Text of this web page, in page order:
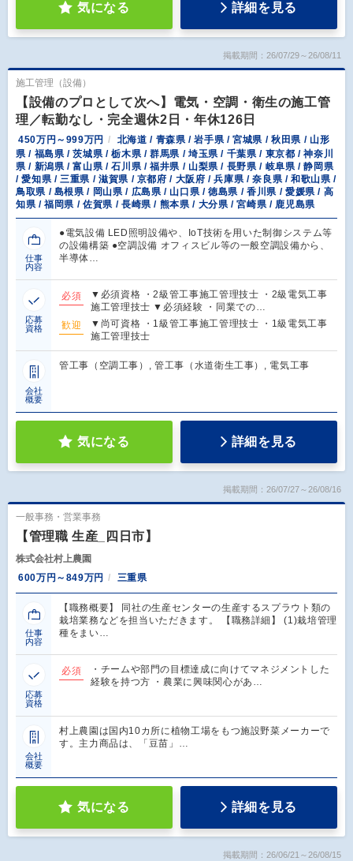
気になる 詳細を見る
掲載期間：26/07/29～26/08/11
施工管理（設備）
【設備のプロとして次へ】電気・空調・衛生の施工管
理／転勤なし・完全週休2日・年休126日
450万円～999万円
北海道 / 青森県 / 岩手県 / 宮城県 / 秋田県 / 山形
県 / 福島県 / 茨城県 / 栃木県 / 群馬県 / 埼玉県 / 千葉県 / 東京都 / 神奈川
県 / 新潟県 / 富山県 / 石川県 / 福井県 / 山梨県 / 長野県 / 岐阜県 / 静岡県
/ 愛知県 / 三重県 / 滋賀県 / 京都府 / 大阪府 / 兵庫県 / 奈良県 / 和歌山県 /
鳥取県 / 島根県 / 岡山県 / 広島県 / 山口県 / 徳島県 / 香川県 / 愛媛県 / 高
知県 / 福岡県 / 佐賀県 / 長崎県 / 熊本県 / 大分県 / 宮崎県 / 鹿児島県
仕事
内容
●電気設備 LED照明設備や、IoT技術を用いた制御システム等
の設備構築 ●空調設備 オフィスビル等の一般空調設備から、
半導体…
応募
資格
必須
▼必須資格 ・2級管工事施工管理技士 ・2級電気工事
施工管理技士 ▼必須経験 ・同業での…
歓迎
▼尚可資格 ・1級管工事施工管理技士 ・1級電気工事
施工管理技士
会社
概要
管工事（空調工事）, 管工事（水道衛生工事）, 電気工事
気になる 詳細を見る
掲載期間：26/07/27～26/08/16
一般事務・営業事務
【管理職 生産_四日市】
株式会社村上農園
600万円～849万円
三重県
仕事
内容
【職務概要】 同社の生産センターの生産するスプラウト類の
栽培業務などを担当いただきます。 【職務詳細】 (1)栽培管理
種をまい…
応募
資格
必須
・チームや部門の目標達成に向けてマネジメントした
経験を持つ方 ・農業に興味関心があ…
会社
概要
村上農園は国内10カ所に植物工場をもつ施設野菜メーカーで
す。主力商品は、「豆苗」…
気になる 詳細を見る
掲載期間：26/06/21～26/08/15